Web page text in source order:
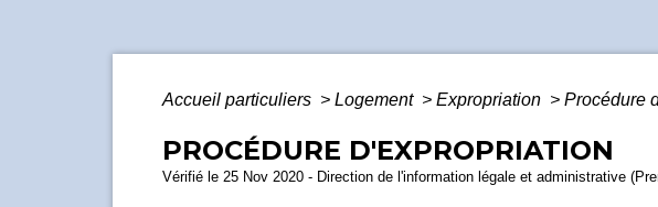
Accueil particuliers > Logement > Expropriation > Procédure
PROCÉDURE D'EXPROPRIATION
Vérifié le 25 Nov 2020 - Direction de l'information légale et administrative